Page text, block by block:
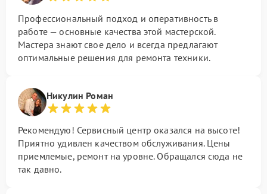
Профессиональный подход и оперативность в
работе — основные качества этой мастерской.
Мастера знают свое дело и всегда предлагают
оптимальные решения для ремонта техники.
Никулин Роман
Рекомендую! Сервисный центр оказался на высоте!
Приятно удивлен качеством обслуживания. Цены
приемлемые, ремонт на уровне. Обращался сюда не
так давно.